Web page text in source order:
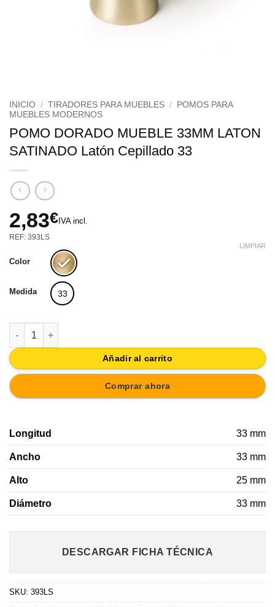
INICIO / TIRADORES PARA MUEBLES /
POMOS PARA
MUEBLES MODERNOS
POMO DORADO MUEBLE 33MM LATON
SATINADO Latón Cepillado 33
2,83€ IVA incl.
REF: 393LS
Color
Medida 33
LIMPIAR
POMO DORADO MUEBLE 33MM LATON SATINADO cantidad
Añadir al carrito
Comprar ahora
Longitud 33 mm
Ancho 33 mm
Alto 25 mm
Diámetro 33 mm
DESCARGAR FICHA TÉCNICA
SKU: 393LS